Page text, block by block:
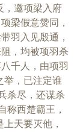
，邀项梁入府
梁假意赞同，
羽入见殷通，
，均被项羽杀
千人，由项羽
举，已注定谁
杀尽，还谋杀
称西楚霸王，
天要灭他，